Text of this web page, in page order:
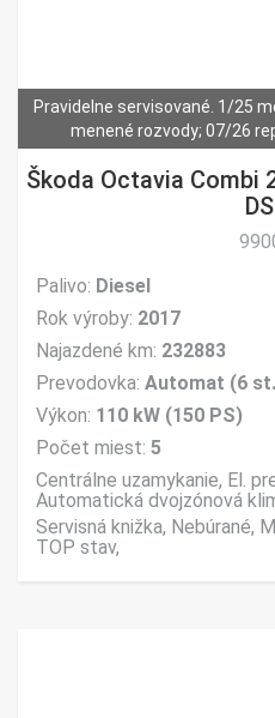
Pravidelne servisované. 1/25
menené rozvody; 07/26
Škoda Octavia Combi
Palivo: Diesel
Rok výroby: 2017
Najazdené km: 232883
Prevodovka: Automat (6
Výkon: 110 kW (150 PS)
Počet miest: 5
Centrálne uzamykanie, El.
Automatická dvojzónová
Servisná knižka, Nebúrané,
TOP stav,